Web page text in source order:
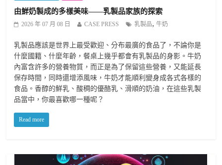
由鮮奶製成的多樣美味——乳製品家族的探索
2026 年 07 月 08 日 CASE PRESS 乳製品,牛奶
乳製品應該是世界上最受歡迎、分布最廣的食品了，不論你是
什麼國籍、什麼年齡，餐桌上幾乎都會有乳製品的身影。牛奶
內富含許多的營養物質，而正是為了保留這些營養，又能延長
保存時間，同時還增添風味，牛奶才能順利變身成各式各樣的
食品。香醇的鮮乳、酸稠的優酪乳、滑順的奶油，在這些乳製
品當中，你最喜歡哪一種呢？
Read more